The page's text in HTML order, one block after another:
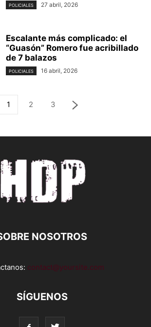
POLICIALES 27 abril, 2026
Escalante más complicado: el
“Guasón” Romero fue acribillado
de 7 balazos
POLICIALES 16 abril, 2026
1 2 3
NOSOTROS
contact@yoursite.com
SÍGUENOS